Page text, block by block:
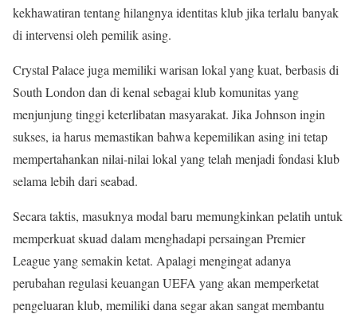
kekhawatiran tentang hilangnya identitas klub jika terlalu banyak
di intervensi oleh pemilik asing.
Crystal Palace juga memiliki warisan lokal yang kuat, berbasis di
South London dan di kenal sebagai klub komunitas yang
menjunjung tinggi keterlibatan masyarakat. Jika Johnson ingin
sukses, ia harus memastikan bahwa kepemilikan asing ini tetap
mempertahankan nilai-nilai lokal yang telah menjadi fondasi klub
selama lebih dari seabad.
Secara taktis, masuknya modal baru memungkinkan pelatih untuk
memperkuat skuad dalam menghadapi persaingan Premier
League yang semakin ketat. Apalagi mengingat adanya
perubahan regulasi keuangan UEFA yang akan memperketat
pengeluaran klub, memiliki dana segar akan sangat membantu